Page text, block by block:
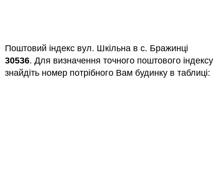
Поштовий індекс вул. Шкільна в с. Бражинці
30536. Для визначення точного поштового індексу
знайдіть номер потрібного Вам будинку в таблиці: